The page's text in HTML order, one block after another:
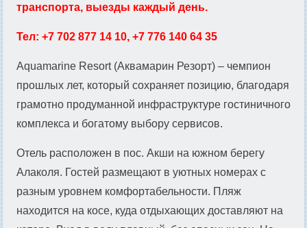
транспорта, выезды каждый день.
Тел: +7 702 877 14 10, +7 776 140 64 35
Aquamarine Resort (Аквамарин Резорт) – чемпион
прошлых лет, который сохраняет позицию, благодаря
грамотно продуманной инфраструктуре гостиничного
комплекса и богатому выбору сервисов.
Отель расположен в пос. Акши на южном берегу
Алаколя. Гостей размещают в уютных номерах с
разным уровнем комфортабельности. Пляж
находится на косе, куда отдыхающих доставляют на